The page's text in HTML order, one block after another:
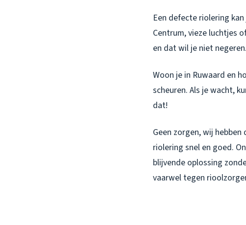
Een defecte riolering
Centrum, vieze luchtjes
en dat wil je niet negeren.
Woon je in Ruwaard en
scheuren. Als je wacht,
dat!
Geen zorgen, wij
riolering snel en goed.
blijvende oplossing
vaarwel tegen